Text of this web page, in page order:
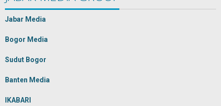
Jabar Media
Bogor Media
Sudut Bogor
Banten Media
IKABARI